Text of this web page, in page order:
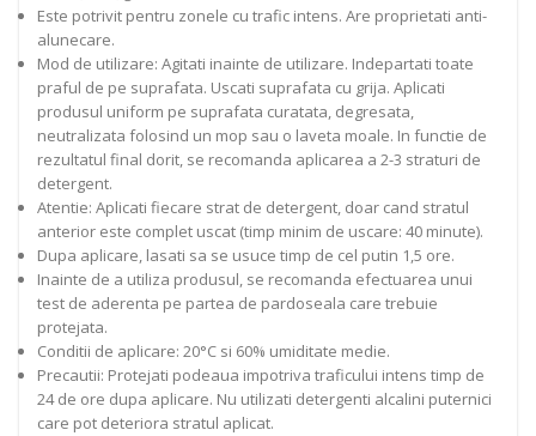
Este potrivit pentru zonele cu trafic intens. Are proprietati anti-
alunecare.
Mod de utilizare: Agitati inainte de utilizare. Indepartati toate
praful de pe suprafata. Uscati suprafata cu grija. Aplicati
produsul uniform pe suprafata curatata, degresata,
neutralizata folosind un mop sau o laveta moale. In functie de
rezultatul final dorit, se recomanda aplicarea a 2-3 straturi de
detergent.
Atentie: Aplicati fiecare strat de detergent, doar cand stratul
anterior este complet uscat (timp minim de uscare: 40 minute).
Dupa aplicare, lasati sa se usuce timp de cel putin 1,5 ore.
Inainte de a utiliza produsul, se recomanda efectuarea unui
test de aderenta pe partea de pardoseala care trebuie
protejata.
Conditii de aplicare: 20°C si 60% umiditate medie.
Precautii: Protejati podeaua impotriva traficului intens timp de
24 de ore dupa aplicare. Nu utilizati detergenti alcalini puternici
care pot deteriora stratul aplicat.